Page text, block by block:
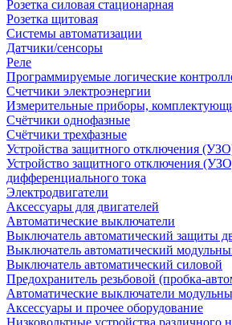
Розетка силовая стационарная
Розетка щитовая
Системы автоматизации
Датчики/сенсоры
Реле
Программируемые логические
Счетчики электроэнергии
Измерительные приборы,
Счётчики однофазные
Счётчики трехфазные
Устройства защитного отключения
Устройство защитного отключения
дифференциального тока
Электродвигатели
Аксессуары для двигателей
Автоматические выключатели
Выключатель автоматический защиты
Выключатель автоматический
Выключатель автоматический силовой
Предохранитель резьбовой (пробка-
Автоматические выключатели
Аксессуары и прочее оборудование
Низковольтные устройства различного